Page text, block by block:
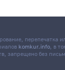
перепечатка
komkur.info, в
запрещено без